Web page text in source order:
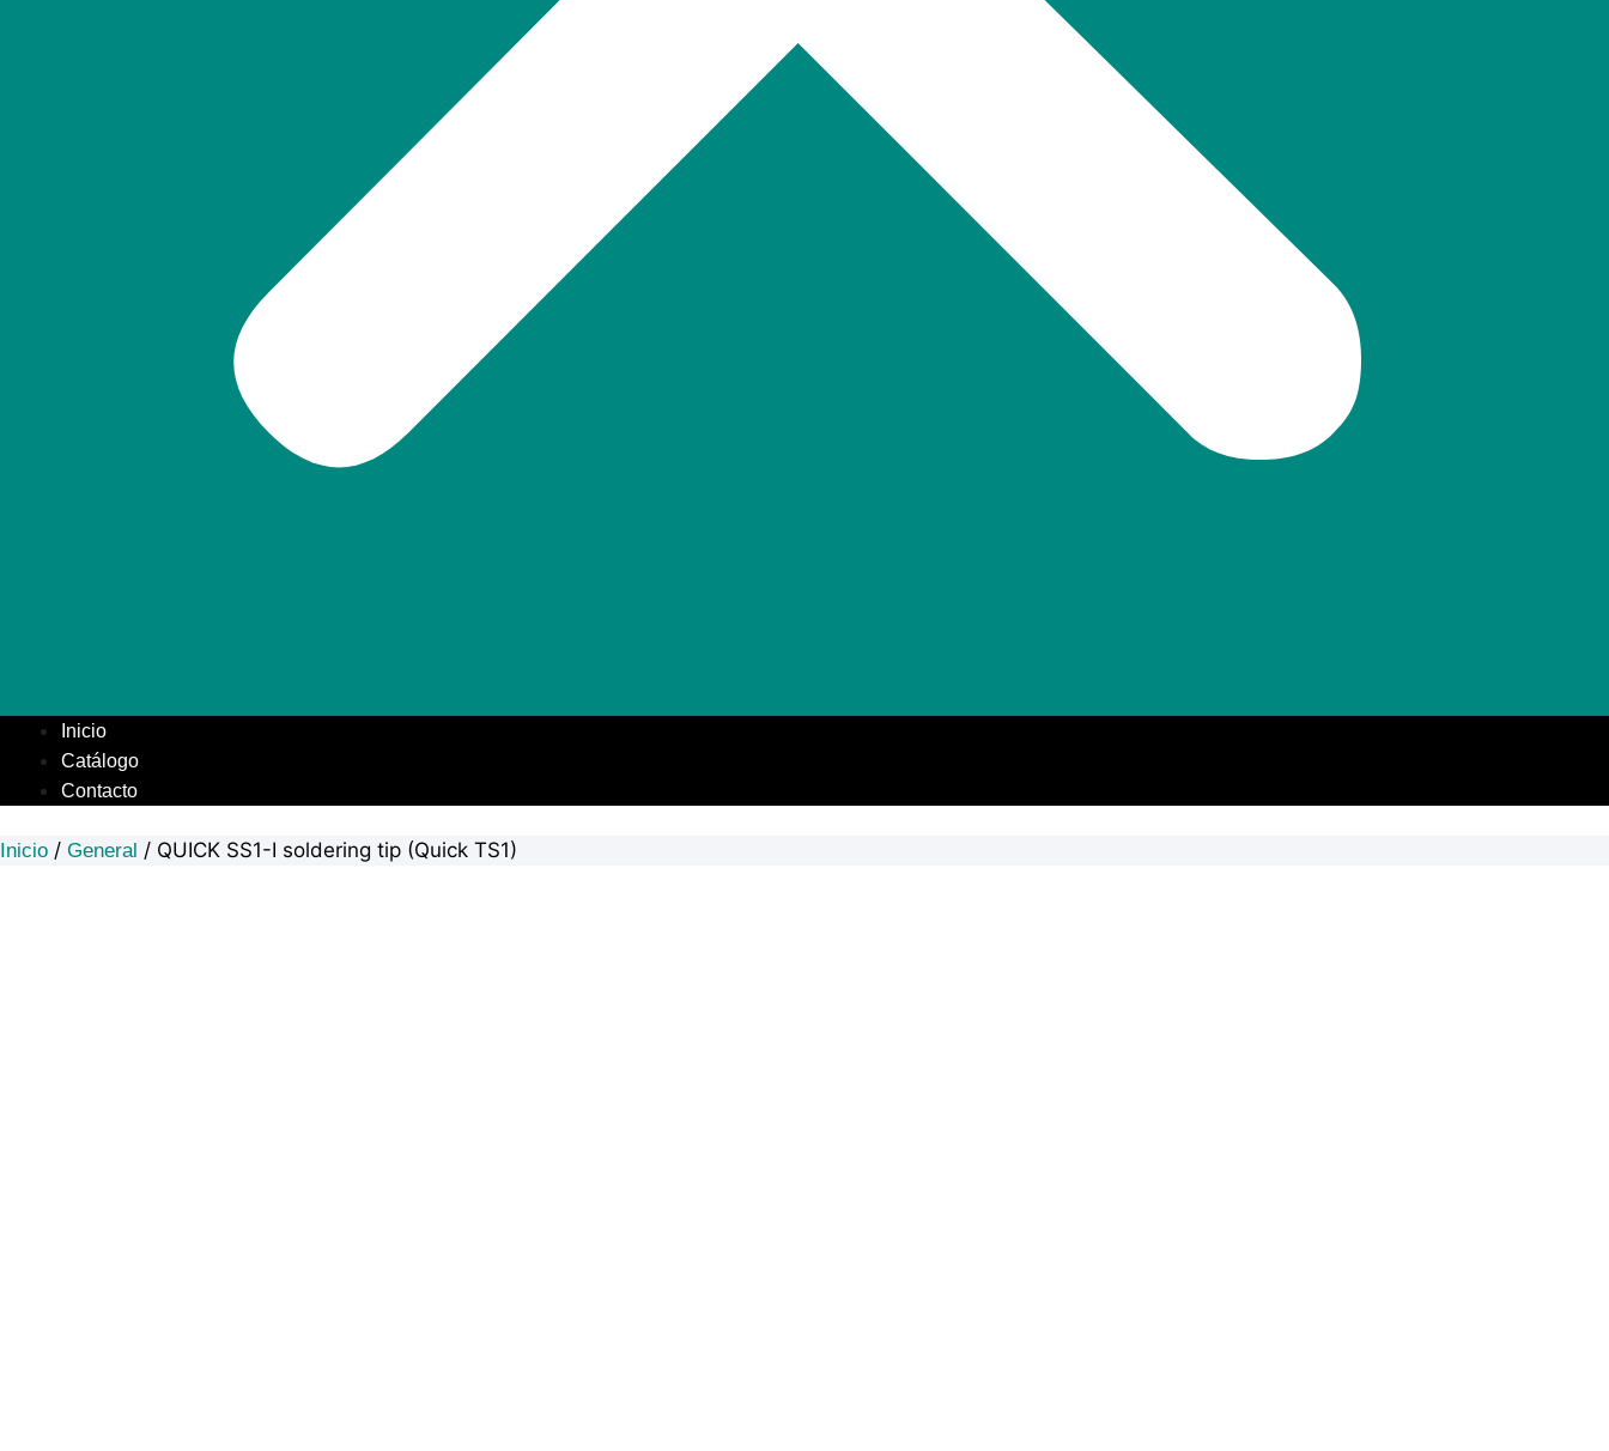
Inicio
Catálogo
Contacto
Inicio / General / QUICK SS1-I soldering tip (Quick TS1)